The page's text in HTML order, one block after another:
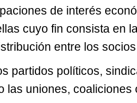
de interés
cuyo fin consista en
entre los
partidos políticos,
las uniones,